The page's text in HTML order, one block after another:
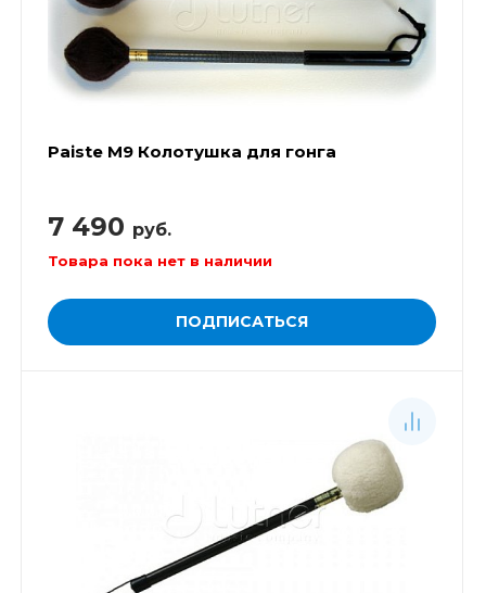
Paiste М9 Колотушка для гонга
7 490 руб.
Товара пока нет в наличии
ПОДПИСАТЬСЯ